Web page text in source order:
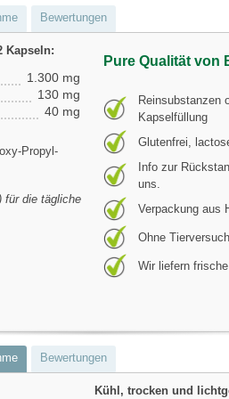
Bewertungen
Kapseln:
1.300 mg
130 mg
40 mg
Propyl-
für die tägliche
Pure Qualität von
Reinsubstanzen
Kapselfüllung
Glutenfrei,
Info zur
uns.
Verpackung aus
Ohne
Wir liefern
Bewertungen
Kühl, trocken und